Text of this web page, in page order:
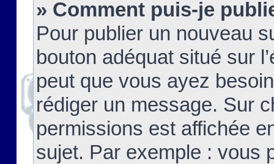
» Comment puis-je
Pour publier un nouveau
bouton adéquat situé sur
peut que vous ayez
rédiger un message. Sur
permissions est affichée
sujet. Par exemple : vous